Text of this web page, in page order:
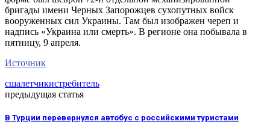
бригады имени Черных Запорожцев сухопутных войск
вооруженных сил Украины. Там был изображен череп и
надпись «Украина или смерть». В регионе она побывала в
пятницу, 9 апреля.
Источник
сшалетчикистребитель
предыдущая статья
В Турции перевернулся автобус с российскими туристами